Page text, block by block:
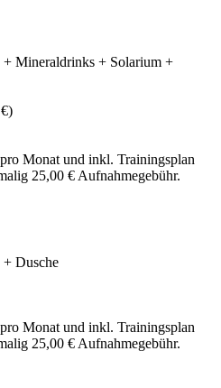
+ Mineraldrinks + Solarium +
Monat und inkl. Trainingsplan
25,00 € Aufnahmegebühr.
+ Dusche
Monat und inkl. Trainingsplan
25,00 € Aufnahmegebühr.